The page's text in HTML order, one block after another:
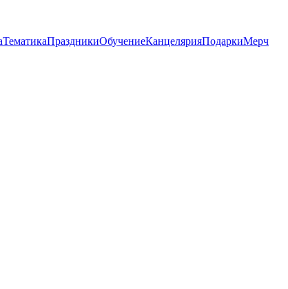
ТематикаПраздникиОбучениеКанцелярияПодаркиМерч